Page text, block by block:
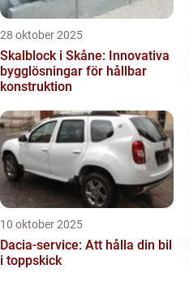
28 oktober 2025
Skalblock i Skåne: Innovativa
bygglösningar för hållbar
konstruktion
10 oktober 2025
Dacia-service: Att hålla din bil
i toppskick